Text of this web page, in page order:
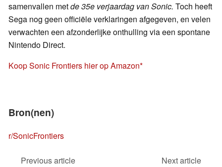
samenvallen metde 35e verjaardag van Sonic. Toch heeft
Sega nog geen officiële verklaringen afgegeven, en velen
verwachten een afzonderlijke onthulling via een spontane
Nintendo Direct.
Koop Sonic Frontiers hier op Amazon
Bron(nen)
r/SonicFrontiers
Previous article
Next article